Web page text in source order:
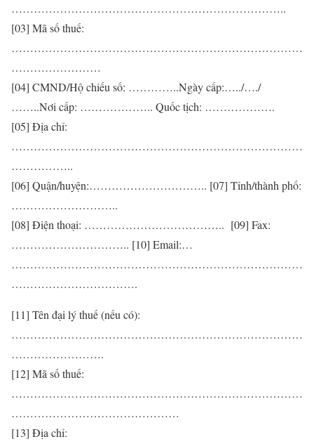
………………………………………………………………..
[03] Mã số thuế:
……………………………………………………………………
……………………
[04] CMND/Hộ chiếu số: …………..Ngày cấp:…../…./
……..Nơi cấp: ……………….. Quốc tịch: ……………….
[05] Địa chỉ:
……………………………………………………………………
……………..
[06] Quận/huyện:………………………….. [07] Tỉnh/thành phố:
………………………..
[08] Điện thoại: ……………………………….. [09] Fax:
………………………….. [10] Email:…
……………………………………………………………………
…………………………….
[11] Tên đại lý thuế (nếu có):
……………………………………………………………………
…………………….
[12] Mã số thuế:
……………………………………………………………………
………………………………………
[13] Địa chỉ: